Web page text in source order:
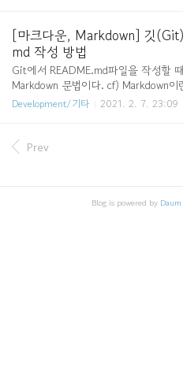
pt CSS css PHP php Diff diff Perl
HTTP http Ruby ruby Ini ini SQL sql
용하고 싶다면 아래와 같이 사용하면
[마크다운, Markdown] 깃
md 작성 방법
Git에서 README.md파일을 작성할
Markdown 문법이다. cf) Markdown이
크다운)은 일반 텍스트 문서의 양식을
성된 문서는 쉽게 HTML 등 다른 문서
# 2번째로 큰 제목 ### 3번째로 큰
Development/기타 2021. 2. 7. 23:09
Prev
Blog is powered by Daum